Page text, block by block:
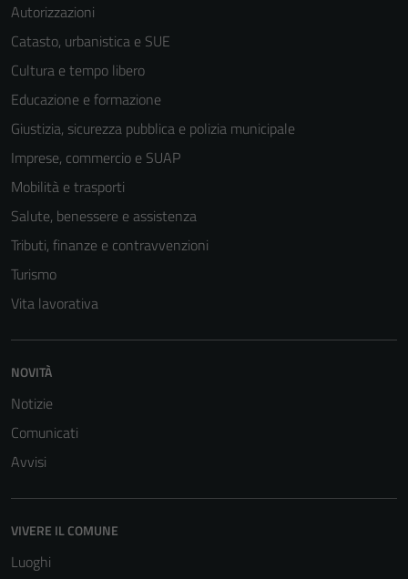
Autorizzazioni
Catasto, urbanistica e SUE
Cultura e tempo libero
Educazione e formazione
Giustizia, sicurezza pubblica e polizia municipale
Imprese, commercio e SUAP
Mobilità e trasporti
Salute, benessere e assistenza
Tributi, finanze e contravvenzioni
Turismo
Vita lavorativa
NOVITÀ
Notizie
Comunicati
Avvisi
VIVERE IL COMUNE
Luoghi